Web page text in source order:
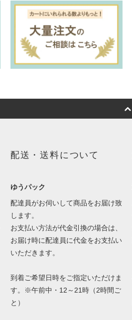
配送・送料について
ゆうパック
配達員がお伺いして商品をお届け致
します。
お支払い方法が代金引換の場合は、
お届け時に配達員に代金をお支払い
いただきます。
到着ご希望日時をご指定いただけま
す。※午前中・12～21時（2時間ご
と）